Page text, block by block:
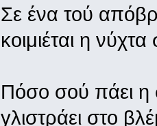
Σε ένα τού
κοιμιέται η
Πόσο σού πάει η
γλιστράει στο